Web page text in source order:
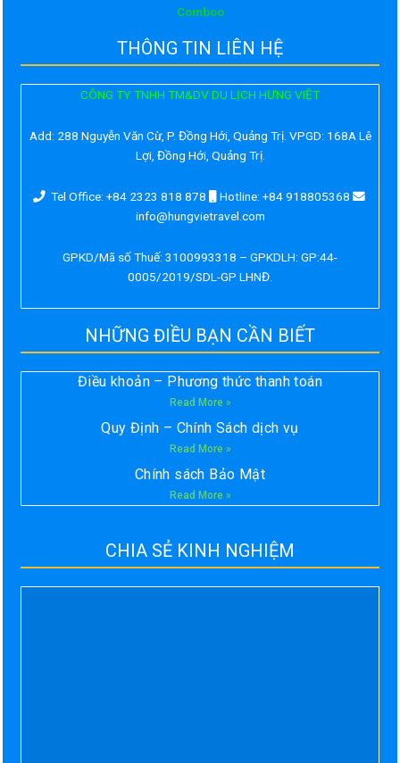
Comboo
THÔNG TIN LIÊN HỆ
CÔNG TY TNHH TM&DV DU LỊCH HƯNG VIỆT
Add: 288 Nguyễn Văn Cừ, P. Đồng Hới, Quảng Trị. VPGD: 168A Lê
Lợi, Đồng Hới, Quảng Trị.
Tel Office: +84 2323 818 878
Hotline: +84 918805368
info@hungvietravel.com
GPKD/Mã số Thuế: 3100993318 – GPKDLH: GP:44-
0005/2019/SDL-GP LHNĐ.
NHỮNG ĐIỀU BẠN CẦN BIẾT
Điều khoản – Phương thức thanh toán
Read More »
Quy Định – Chính Sách dịch vụ
Read More »
Chính sách Bảo Mật
Read More »
CHIA SẺ KINH NGHIỆM